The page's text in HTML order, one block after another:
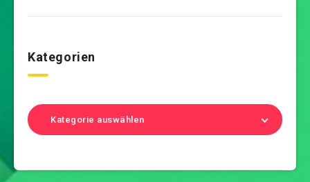
Kategorien
Kategorie auswählen